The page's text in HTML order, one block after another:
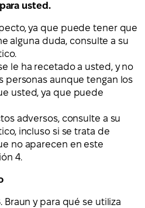
usted.
ya que puede tener que
alguna duda, consulte a su
le ha recetado a usted, y no
personas aunque tengan los
usted, ya que puede
adversos, consulte a su
incluso si se trata de
no aparecen en este
4.
Braun y para qué se utiliza